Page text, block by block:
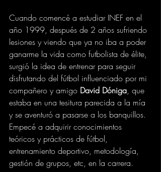
Cuando comencé a estudiar INEF en el
año 1999, después de 2 años sufriendo
lesiones y viendo que ya no iba a poder
ganarme la vida como futbolista de élite,
surgió la idea de entrenar para seguir
disfrutando del fútbol influenciado por mi
compañero y amigo David Dóniga, que
estaba en una tesitura parecida a la mía
y se aventuró a pasarse a los banquillos.
Empecé a adquirir conocimientos
teóricos y prácticos de fútbol,
entrenamiento deportivo, metodología,
gestión de grupos, etc, en la carrera.